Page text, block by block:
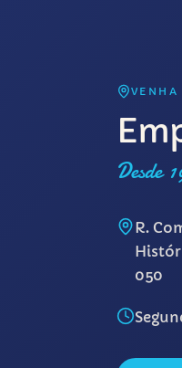
VENHA
Desde
R.
050